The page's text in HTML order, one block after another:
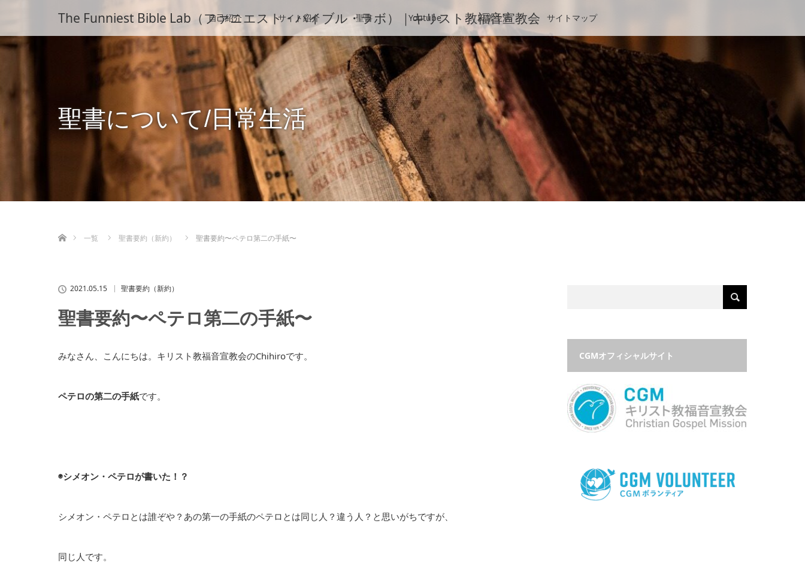
The Funniest Bible Lab（ファニエスト・バイブル・ラボ）｜キリスト教福音宣教会
自己紹介 サイト紹介 聖書 Youtube 日常生活 サイトマップ
聖書について/日常生活
一覧
聖書要約（新約） 聖書要約〜ペテロ第二の手紙〜
2021.05.15 聖書要約（新約）
聖書要約〜ペテロ第二の手紙〜
みなさん、こんにちは。キリスト教福音宣教会のChihiroです。
ペテロの第二の手紙です。
◉シメオン・ペテロが書いた！？
シメオン・ペテロとは誰ぞや？あの第一の手紙のペテロとは同じ人？違う人？と思いがちですが、
同じ人です。
CGMオフィシャルサイト